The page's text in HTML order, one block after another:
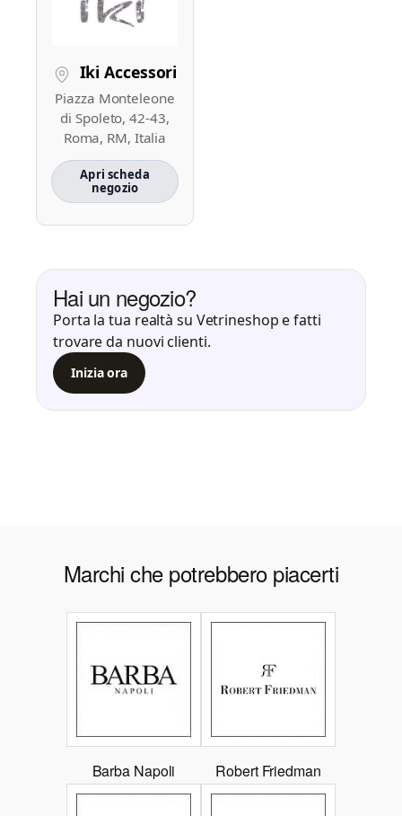
Iki Accessori
Piazza Monteleone
di Spoleto, 42-43,
Roma, RM, Italia
Apri scheda
negozio
Hai un negozio?
Porta la tua realtà su Vetrineshop e fatti
trovare da nuovi clienti.
Inizia ora
Marchi che potrebbero piacerti
Barba Napoli Robert Friedman